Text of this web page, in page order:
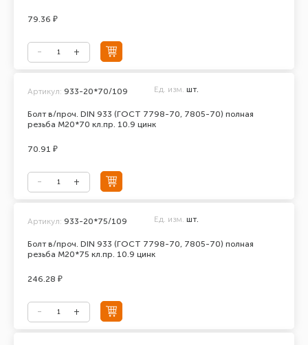
79.36 ₽
Болт в/проч. DIN 933 (ГОСТ 7798-70, 7805-70) полная
резьба М20*70 кл.пр. 10.9 цинк
Артикул: 933-20*70/109 Ед. изм. шт.
70.91 ₽
Болт в/проч. DIN 933 (ГОСТ 7798-70, 7805-70) полная
резьба М20*75 кл.пр. 10.9 цинк
Артикул: 933-20*75/109 Ед. изм. шт.
246.28 ₽